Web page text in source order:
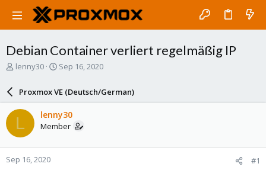
Debian Container verliert regelmäßig IP
T
a
d
s
t
a
r
lenny30
S
a
r
d
a
e
Sep 16, 2020
Proxmox VE (Deutsch/German)
L lenny30
Member
Sep 16, 2020 #1